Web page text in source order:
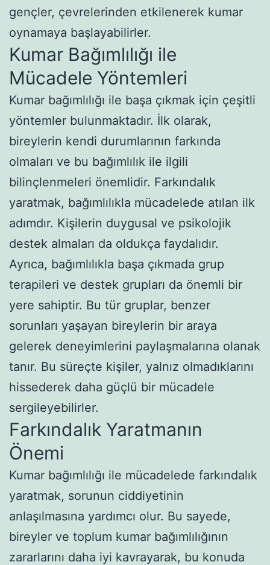
gençler, çevrelerinden etkilenerek kumar
oynamaya başlayabilirler.
Kumar Bağımlılığı ile
Mücadele Yöntemleri
Kumar bağımlılığı ile başa çıkmak için çeşitli
yöntemler bulunmaktadır. İlk olarak,
bireylerin kendi durumlarının farkında
olmaları ve bu bağımlılık ile ilgili
bilinçlenmeleri önemlidir. Farkındalık
yaratmak, bağımlılıkla mücadelede atılan ilk
adımdır. Kişilerin duygusal ve psikolojik
destek almaları da oldukça faydalıdır.
Ayrıca, bağımlılıkla başa çıkmada grup
terapileri ve destek grupları da önemli bir
yere sahiptir. Bu tür gruplar, benzer
sorunları yaşayan bireylerin bir araya
gelerek deneyimlerini paylaşmalarına olanak
tanır. Bu süreçte kişiler, yalnız olmadıklarını
hissederek daha güçlü bir mücadele
sergileyebilirler.
Farkındalık Yaratmanın
Önemi
Kumar bağımlılığı ile mücadelede farkındalık
yaratmak, sorunun ciddiyetinin
anlaşılmasına yardımcı olur. Bu sayede,
bireyler ve toplum kumar bağımlılığının
zararlarını daha iyi kavrayarak, bu konuda